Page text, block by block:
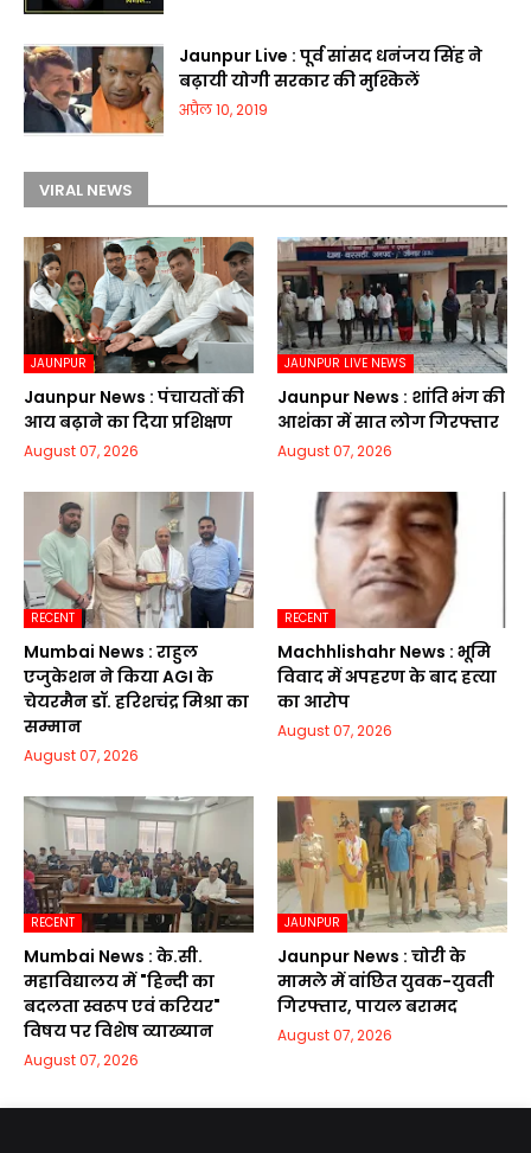
Jaunpur Live : पूर्व सांसद धनंजय सिंह ने
बढ़ायी योगी सरकार की मुश्किलें
अप्रैल 10, 2019
VIRAL NEWS
JAUNPUR
Jaunpur News : पंचायतों की
आय बढ़ाने का दिया प्रशिक्षण
August 07, 2026
JAUNPUR LIVE NEWS
Jaunpur News : शांति भंग की
आशंका में सात लोग गिरफ्तार
August 07, 2026
RECENT
Mumbai News : राहुल
एजुकेशन ने किया AGI के
चेयरमैन डॉ. हरिशचंद्र मिश्रा का
सम्मान
August 07, 2026
RECENT
Machhlishahr News : भूमि
विवाद में अपहरण के बाद हत्या
का आरोप
August 07, 2026
RECENT
Mumbai News : के.सी.
महाविद्यालय में "हिन्दी का
बदलता स्वरूप एवं करियर"
विषय पर विशेष व्याख्यान
August 07, 2026
JAUNPUR
Jaunpur News : चोरी के
मामले में वांछित युवक-युवती
गिरफ्तार, पायल बरामद
August 07, 2026